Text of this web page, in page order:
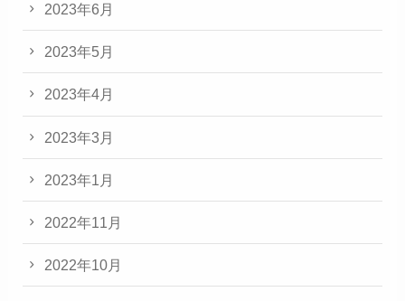
2023年6月
2023年5月
2023年4月
2023年3月
2023年1月
2022年11月
2022年10月